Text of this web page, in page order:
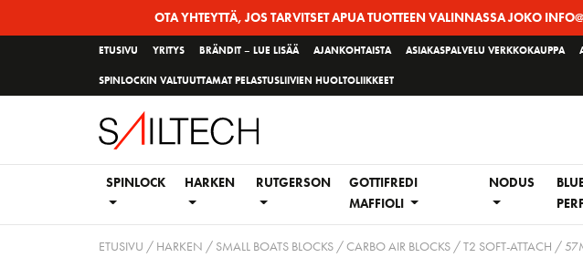
OTA YHTEYTTÄ, JOS TARVITSET APUA TUOTTEEN VALINNASSA JOKO
ETUSIVU YRITYS BRÄNDIT – LUE LISÄÄ AJANKOHTAISTA ASIAKASPALVELU VERKKOKAUPPA
SPINLOCKIN VALTUUTTAMAT PELASTUSLIIVIEN HUOLTOLIIKKEET
SPINLOCK HARKEN RUTGERSON
GOTTIFREDI
MAFFIOLI
NODUS
ETUSIVU / HARKEN / SMALL BOATS BLOCKS/CARBO AIR BLOCKS/T2 SOFT-ATTACH /